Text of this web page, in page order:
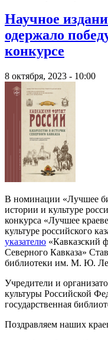
Научное
одержало
конкурсе
8 октября, 2023 - 10:00
В номинации «Лучшее
истории и культуре
конкурса «Лучшее
культуре российского
указателю «Кавказский
Северного Кавказа»
библиотеки им. М. Ю.
Учредители и
культуры Российской
государственная
Поздравляем наших